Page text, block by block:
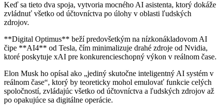
Keď sa tieto dva spoja, vytvoria mocného AI asistenta, ktorý dokáže
zvládnuť všetko od účtovníctva po úlohy v oblasti ľudských
zdrojov.
**Digital Optimus** beží predovšetkým na nízkonákladovom AI
čipe **AI4** od Tesla, čím minimalizuje drahé zdroje od Nvidia,
ktoré poskytuje xAI pre konkurencieschopný výkon v reálnom čase.
Elon Musk ho opísal ako „jediný skutočne inteligentný AI systém v
reálnom čase“, ktorý by teoreticky mohol emulovať funkcie celých
spoločností, zvládajúc všetko od účtovníctva a ľudských zdrojov až
po opakujúce sa digitálne operácie.